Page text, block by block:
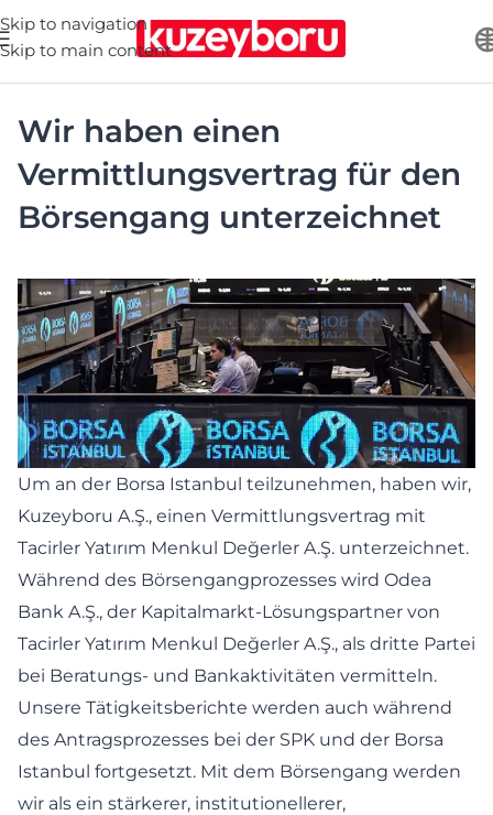
Skip to navigation
Skip to main content
Wir haben einen
Vermittlungsvertrag für den
Börsengang unterzeichnet
Um an der Borsa Istanbul teilzunehmen, haben wir,
Kuzeyboru A.Ş., einen Vermittlungsvertrag mit
Tacirler Yatırım Menkul Değerler A.Ş. unterzeichnet.
Während des Börsengangprozesses wird Odea
Bank A.Ş., der Kapitalmarkt-Lösungspartner von
Tacirler Yatırım Menkul Değerler A.Ş., als dritte Partei
bei Beratungs- und Bankaktivitäten vermitteln.
Unsere Tätigkeitsberichte werden auch während
des Antragsprozesses bei der SPK und der Borsa
Istanbul fortgesetzt. Mit dem Börsengang werden
wir als ein stärkerer, institutionellerer,